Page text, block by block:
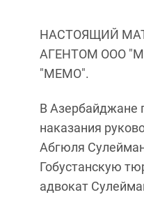
НАСТОЯЩИЙ
АГЕНТОМ ООО
"МЕМО".
В Азербайджане
наказания
Абгюля
Гобустанскую
адвокат